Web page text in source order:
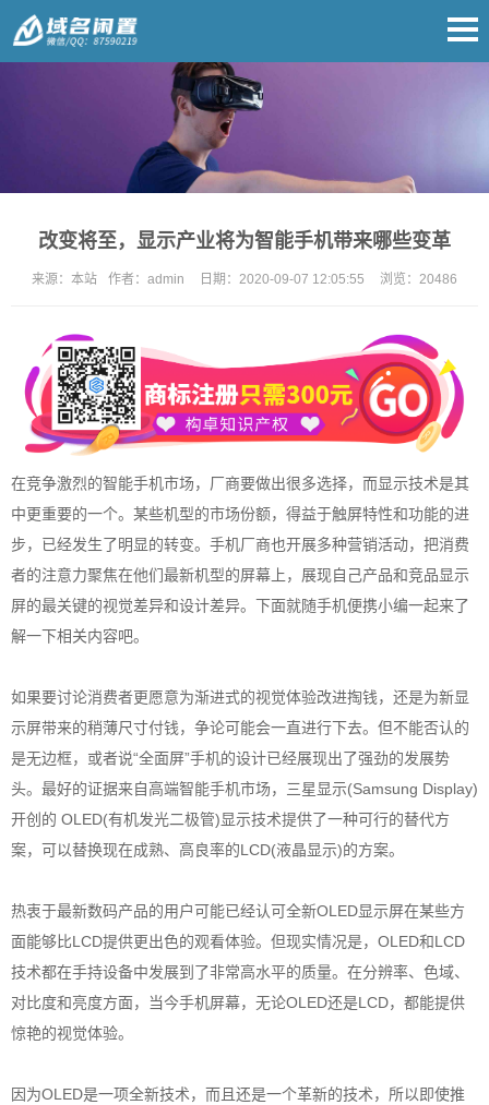
改变将至，显示产业将为智能手机带来哪些变革
来源： 本站 作者： admin 日期： 2020-09-07 12:05:55 浏览： 20486
在竞争激烈的智能手机市场，厂商要做出很多选择，而显示技术是其
中更重要的一个。某些机型的市场份额，得益于触屏特性和功能的进
步，已经发生了明显的转变。手机厂商也开展多种营销活动，把消费
者的注意力聚焦在他们最新机型的屏幕上，展现自己产品和竞品显示
屏的最关键的视觉差异和设计差异。下面就随手机便携小编一起来了
解一下相关内容吧。
如果要讨论消费者更愿意为渐进式的视觉体验改进掏钱，还是为新显
示屏带来的稍薄尺寸付钱，争论可能会一直进行下去。但不能否认的
是无边框，或者说“全面屏”手机的设计已经展现出了强劲的发展势
头。最好的证据来自高端智能手机市场，三星显示(Samsung Display)
开创的 OLED(有机发光二极管)显示技术提供了一种可行的替代方
案，可以替换现在成熟、高良率的LCD(液晶显示)的方案。
热衷于最新数码产品的用户可能已经认可全新OLED显示屏在某些方
面能够比LCD提供更出色的观看体验。但现实情况是，OLED和LCD
技术都在手持设备中发展到了非常高水平的质量。在分辨率、色域、
对比度和亮度方面，当今手机屏幕，无论OLED还是LCD，都能提供
惊艳的视觉体验。
因为OLED是一项全新技术，而且还是一个革新的技术，所以即使推